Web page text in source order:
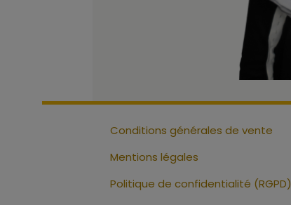
Conditions générales de vente
Mentions légales
Politique de confidentialité (RGPD)